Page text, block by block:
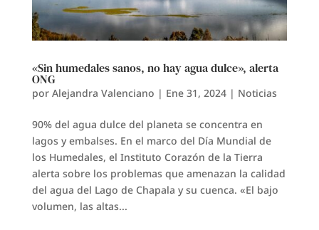
«Sin humedales sanos, no hay agua dulce», alerta
ONG
por Alejandra Valenciano | Ene 31, 2024| Noticias
90% del agua dulce del planeta se concentra en
lagos y embalses. En el marco del Día Mundial de
los Humedales, el Instituto Corazón de la Tierra
alerta sobre los problemas que amenazan la calidad
del agua del Lago de Chapala y su cuenca. «El bajo
volumen, las altas...